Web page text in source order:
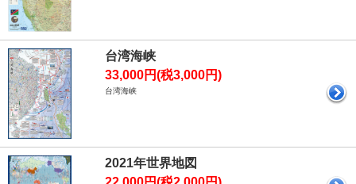
台湾海峡
33,000円(税3,000円)
台湾海峡
2021年世界地図